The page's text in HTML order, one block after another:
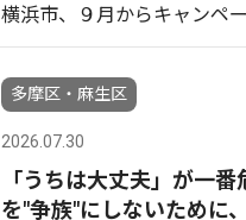
横浜市、９月からキャンペ
多摩区・麻生区
2026.07.30
「うちは大丈夫」が一
を"争族"にしないために